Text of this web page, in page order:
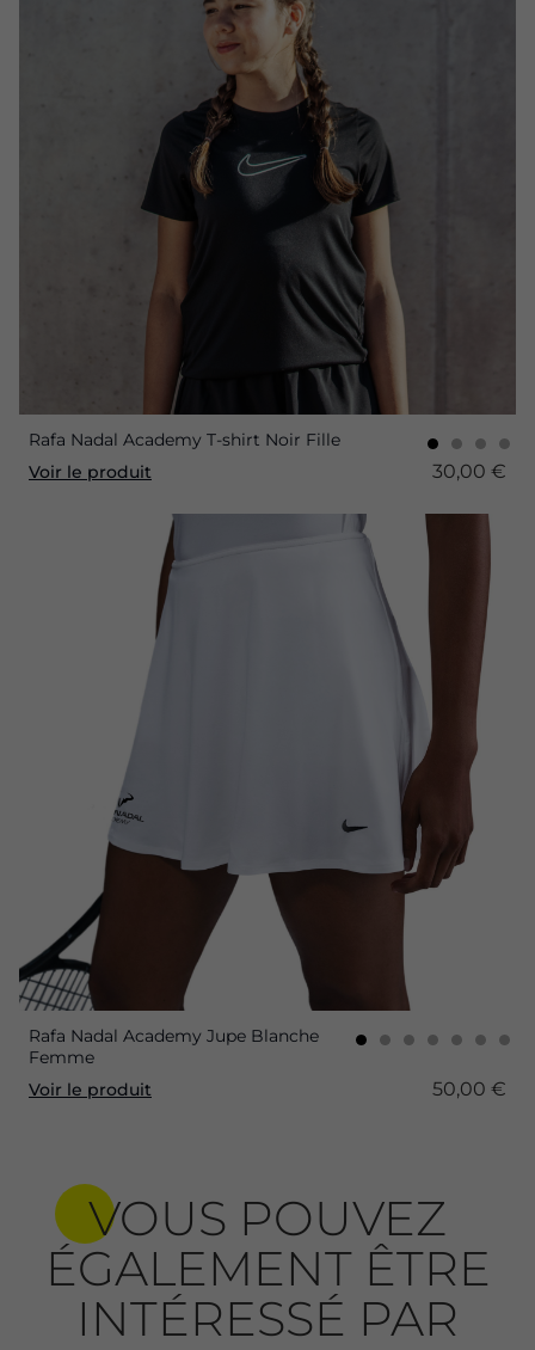
Rafa Nadal Academy T-shirt Noir Fille
Voir le produit
30,00 €
Rafa Nadal Academy Jupe Blanche
Femme
Voir le produit
50,00 €
VOUS POUVEZ
ÉGALEMENT ÊTRE
INTÉRESSÉ PAR